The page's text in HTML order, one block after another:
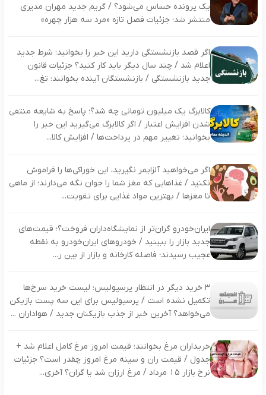
یک پرونده حساس می‌شود؟ / گریم جدید مهران مدیری
منتشر شد؛ جزئیات فصل تازه «مرد سه هزار چهره»
اگر قصد بازنشستگی دارید این خبر را بخوانید؛ شرط جدید
اعلام شد / چند سال دیگر باید کار کنید؟ جزئیات قانون
جدید بازنشستگی / بازنشستگان آینده بخوانند؛ تغ...
کالابرگ یک میلیون تومانی چه شد؟؛ پاسخ به شایعه منتفی
شدن افزایش اعتبار / اگر کالابرگ می‌گیرید این خبر را
بخوانید؛ تغییر مهم در پرداخت‌ها / افزایش کالا...
اگر می‌خواهید آلزایمر نگیرید، این خوراکی‌ها را فراموش
نکنید / غذاهایی که مغز شما را جوان نگه می‌دارند؛ از ماهی
تا مغزها / بهترین مواد غذایی برای تقویت...
ایران‌خودرو گران‌تر از نمایشگاه‌داران فروخت؟؛ قیمت‌های
جدید بازار را ببینید / خودروهای ایران‌خودرو به نقطه
عجیب رسیدند؛ فاصله کارخانه و بازار از بین ر...
۳ خرید دیگر در انتظار پرسپولیس؛ لیست خرید سرخ‌ها
تکمیل نشده است / پرسپولیس برای این سه پست بازیکن
می‌خواهد؟ آخرین خبر از جذب بازیکنان جدید / هواداران ...
خریداران مرغ بخوانند؛ قیمت امروز مرغ کامل اعلام شد +
جدول / قیمت ران و سینه مرغ امروز چقدر است؟ جزئیات
نرخ بازار ۱۵ مرداد / مرغ ارزان شد یا گران؟ آخری...